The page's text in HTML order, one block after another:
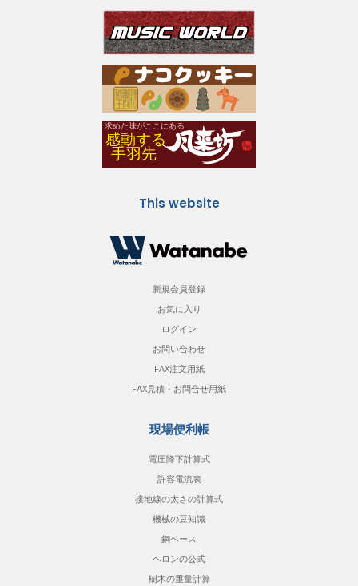
This website
新規会員登録
お気に入り
ログイン
お問い合わせ
FAX注文用紙
FAX見積・お問合せ用紙
現場便利帳
電圧降下計算式
許容電流表
接地線の太さの計算式
機械の豆知識
銅ベース
ヘロンの公式
樹木の重量計算